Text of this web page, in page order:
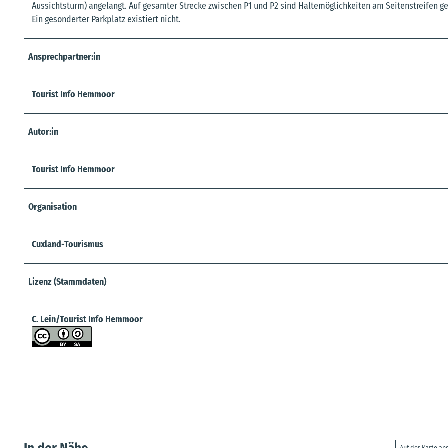
Aussichtsturm) angelangt. Auf gesamter Strecke zwischen P1 und P2 sind Haltemöglichkeiten am Seitenstreifen
Ein gesonderter Parkplatz existiert nicht.
Ansprechpartner:in
Tourist Info Hemmoor
Autor:in
Tourist Info Hemmoor
Organisation
Cuxland-Tourismus
Lizenz (Stammdaten)
C. Lein/Tourist Info Hemmoor